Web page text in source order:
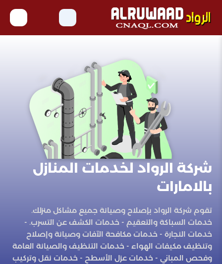
شركة الرواد لخدمات المنازل
بالامارات
تقوم شركة الرواد بإصلاح وصيانة جميع مشاكل منزلك.
خدمات السباكة والتعقيم - خدمات الكشف عن التسرب. -
خدمات النجارة - خدمات مكافحة الآفات وصيانة وإصلاح
وتنظيف مكيفات الهواء - خدمات التنظيف والصيانة العامة
وفحص المباني - خدمات عزل الأسطح - خدمات نقل وتركيب